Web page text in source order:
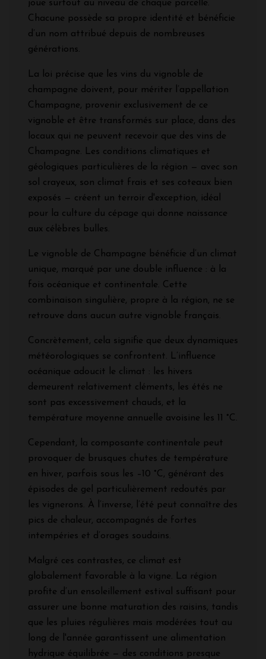
joue surtout au niveau de chaque parcelle.
Chacune possède sa propre identité et bénéficie
d’un nom attribué depuis de nombreuses
générations.
La loi précise que les vins du vignoble de
champagne doivent, pour mériter l’appellation
Champagne, provenir exclusivement de ce
vignoble et être transformés sur place, dans des
locaux qui ne peuvent recevoir que des vins de
Champagne. Les conditions climatiques et
géologiques particulières de la région — avec son
sol crayeux, son climat frais et ses coteaux bien
exposés — créent un terroir d'exception, idéal
pour la culture du cépage qui donne naissance
aux célèbres bulles.
Le vignoble de Champagne bénéficie d’un climat
unique, marqué par une double influence : à la
fois océanique et continentale. Cette
combinaison singulière, propre à la région, ne se
retrouve dans aucun autre vignoble français.
Concrètement, cela signifie que deux dynamiques
météorologiques se confrontent. L’influence
océanique adoucit le climat : les hivers
demeurent relativement cléments, les étés ne
sont pas excessivement chauds, et la
température moyenne annuelle avoisine les 11 °C.
Cependant, la composante continentale peut
provoquer de brusques chutes de température
en hiver, parfois sous les –10 °C, générant des
épisodes de gel particulièrement redoutés par
les vignerons. À l’inverse, l’été peut connaître des
pics de chaleur, accompagnés de fortes
intempéries et d’orages soudains.
Malgré ces contrastes, ce climat est
globalement favorable à la vigne. La région
profite d’un ensoleillement estival suffisant pour
assurer une bonne maturation des raisins, tandis
que les pluies régulières mais modérées tout au
long de l'année garantissent une alimentation
hydrique équilibrée — des conditions presque